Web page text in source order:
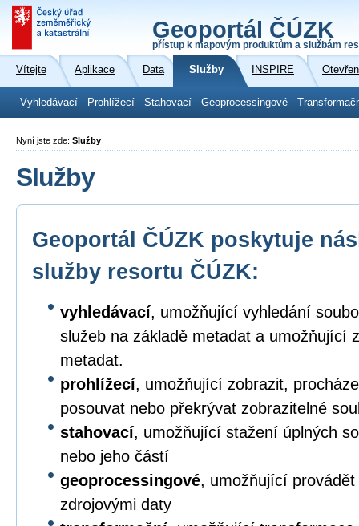
Geoportál ČÚZK
přístup k mapovým produktům a službám
Vítejte Aplikace Data Služby INSPIRE
Vyhledávací Prohlížecí Stahovací Geoprocessingové
Nyní jste zde: Služby
Služby
Geoportál ČÚZK poskytuje
služby resortu ČÚZK:
vyhledávací, umožňující vyhledání
služeb na základě metadat a umožňující
metadat.
prohlížecí, umožňující zobrazit,
posouvat nebo překrývat zobrazitelné
stahovací, umožňující stažení úplných
nebo jeho částí
geoprocessingové, umožňující
zdrojovými daty